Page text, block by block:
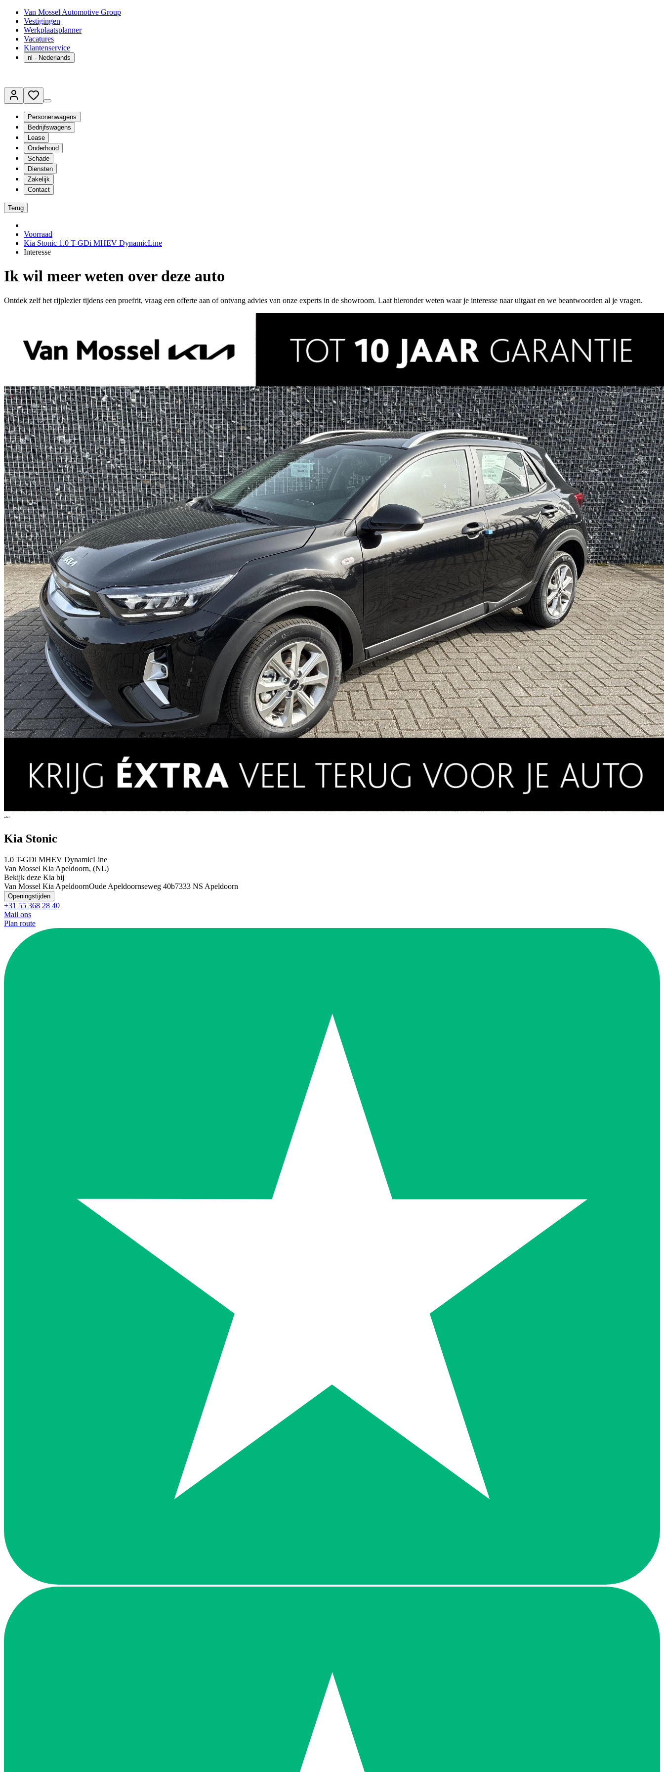
Van Mossel Automotive Group
Vestigingen
Werkplaatsplanner
Vacatures
Klantenservice
nl - Nederlands
Personenwagens
Bedrijfswagens
Lease
Onderhoud
Schade
Diensten
Zakelijk
Contact
Terug
Voorraad
Kia Stonic 1.0 T-GDi MHEV DynamicLine
Interesse
Ik wil meer weten over deze auto
Ontdek zelf het rijplezier tijdens een proefrit, vraag een offerte aan of ontvang advies van onze experts in de showroom. Laat hieronder weten waar je interesse naar uitgaat en we beantwoorden al je vragen.
Kia Stonic
1.0 T-GDi MHEV DynamicLine
Van Mossel Kia Apeldoorn, (NL)
Bekijk deze Kia bij
Van Mossel Kia ApeldoornOude Apeldoornseweg 40b7333 NS Apeldoorn
Openingstijden
+31 55 368 28 40
Mail ons
Plan route